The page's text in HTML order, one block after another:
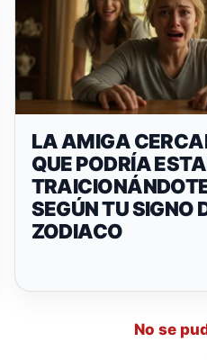
LA AMIGA
QUE PODRÍA
SEGÚN TU SIGNO
ZODIACO
No se